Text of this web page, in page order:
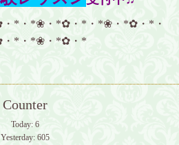
*・*❀・*✿・*・*❀・*✿・*・
*・*❀・*✿・*
Counter
Today: 6
Yesterday: 605